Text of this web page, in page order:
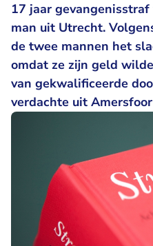
17 jaar
man uit Utrecht.
de twee mannen het
omdat ze zijn geld
van gekwalificeerde
verdachte uit